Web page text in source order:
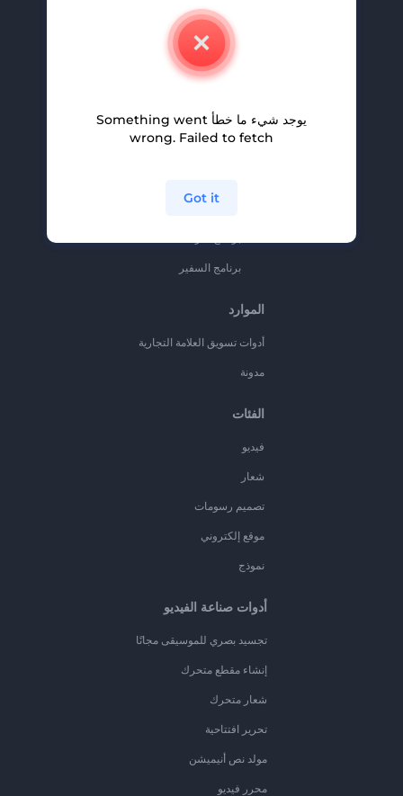
اتصل بنا
وظائف
برنامج الإحالة
سياسة الخصوصية
برنامج السفير
الموارد
أدوات تسويق العلامة التجارية
مدونة
الفئات
فيديو
شعار
تصميم رسومات
موقع إلكتروني
نموذج
أدوات صناعة الفيديو
تجسيد بصري للموسيقى مجانًا
إنشاء مقطع متحرك
شعار متحرك
تحرير افتتاحية
مولد نص أنيميشن
محرر فيديو
يوجد شيء ما خطأ Something went
wrong. Failed to fetch
Got it